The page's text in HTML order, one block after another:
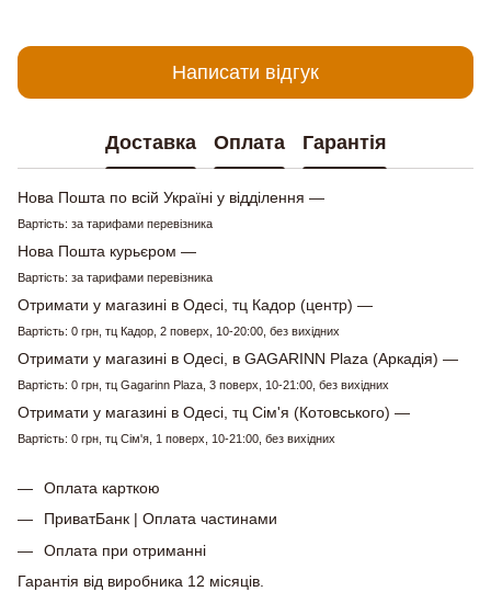
Написати відгук
Доставка Оплата Гарантія
Нова Пошта по всій Україні у відділення —
Вартість: за тарифами перевізника
Нова Пошта курьєром —
Вартість: за тарифами перевізника
Отримати у магазині в Одесі, тц Кадор (центр) —
Вартість: 0 грн, тц Кадор, 2 поверх, 10-20:00, без вихідних
Отримати у магазині в Одесі, в GAGARINN Plaza (Аркадія) —
Вартість: 0 грн, тц Gagarinn Plaza, 3 поверх, 10-21:00, без вихідних
Отримати у магазині в Одесі, тц Сім'я (Котовського) —
Вартість: 0 грн, тц Сім'я, 1 поверх, 10-21:00, без вихідних
Оплата карткою
ПриватБанк | Оплата частинами
Оплата при отриманні
Гарантія від виробника 12 місяців.